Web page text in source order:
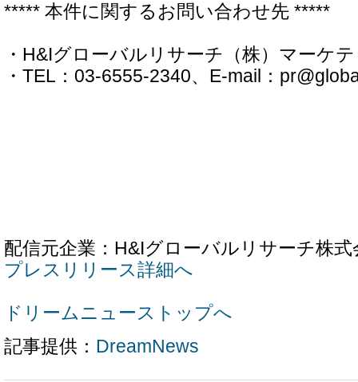
***** 本件に関するお問い合わせ先 *****
・H&Iグローバルリサーチ（株）マーケ
・TEL：03-6555-2340、E-mail：
配信元企業：H&Iグローバルリサーチ株式
プレスリリース詳細へ
ドリームニューストップへ
記事提供： DreamNews